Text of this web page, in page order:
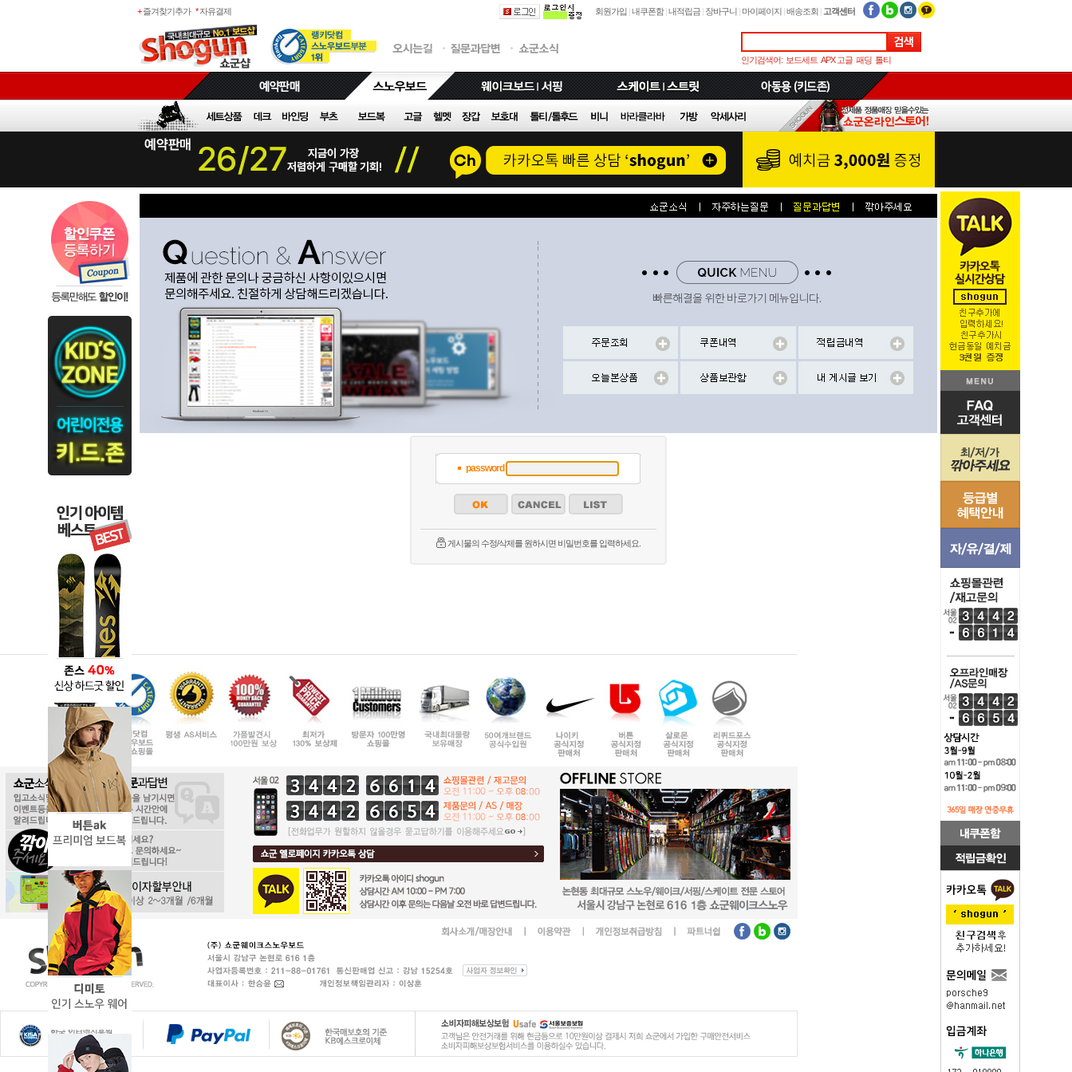
+ 즐겨찾기추가 * 자유결제 회원가입 |내쿠폰함 |내적립금 | 장바구니 | 마이페이지 |배송조회 | 고객센터
인기검색어: 보드세트 APX 고글 패딩 톨티
password
게시물의 수정/삭제를 원하시면 비밀번호를 입력하세요.